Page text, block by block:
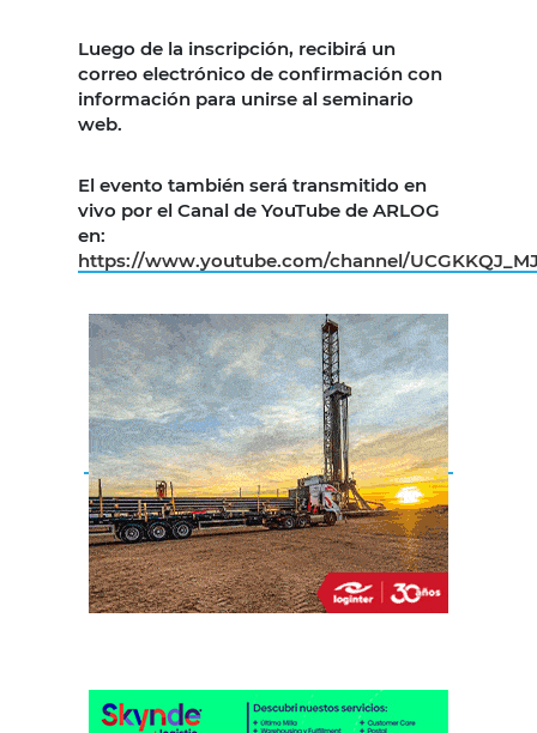
Luego de la inscripción, recibirá un
correo electrónico de confirmación con
información para unirse al seminario
web.
El evento también será transmitido en
vivo por el Canal de YouTube de ARLOG
en:
https://www.youtube.com/channel/